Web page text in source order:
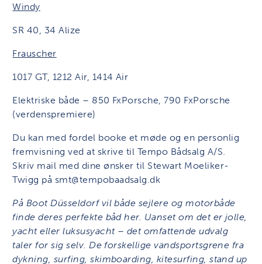
Windy
SR 40, 34 Alize
Frauscher
1017 GT, 1212 Air, 1414 Air
Elektriske både – 850 FxPorsche, 790 FxPorsche
(verdenspremiere)
Du kan med fordel booke et møde og en personlig
fremvisning ved at skrive til Tempo Bådsalg A/S.
Skriv mail med dine ønsker til Stewart Moeliker-
Twigg på smt@tempobaadsalg.dk
På Boot Düsseldorf vil både sejlere og motorbåde
finde deres perfekte båd her. Uanset om det er jolle,
yacht eller luksusyacht – det omfattende udvalg
taler for sig selv. De forskellige vandsportsgrene fra
dykning, surfing, skimboarding, kitesurfing, stand up